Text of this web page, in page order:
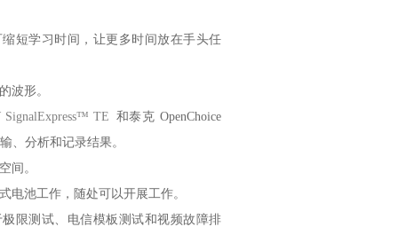
短学习时间，让更多时间放在手头任
波形。
TE 和泰克 OpenChoice
、分析和记录结果。
间。
电池工作，随处可以开展工作。
限测试、电信模板测试和视频故障排